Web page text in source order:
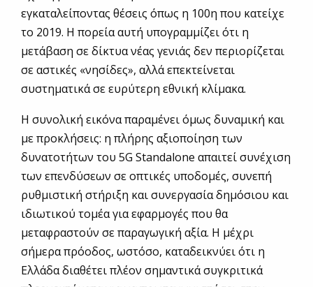
εγκαταλείποντας θέσεις όπως η 100η που κατείχε
το 2019. Η πορεία αυτή υπογραμμίζει ότι η
μετάβαση σε δίκτυα νέας γενιάς δεν περιορίζεται
σε αστικές «νησίδες», αλλά επεκτείνεται
συστηματικά σε ευρύτερη εθνική κλίμακα.
Η συνολική εικόνα παραμένει όμως δυναμική και
με προκλήσεις: η πλήρης αξιοποίηση των
δυνατοτήτων του 5G Standalone απαιτεί συνέχιση
των επενδύσεων σε οπτικές υποδομές, συνεπή
ρυθμιστική στήριξη και συνεργασία δημόσιου και
ιδιωτικού τομέα για εφαρμογές που θα
μεταφραστούν σε παραγωγική αξία. Η μέχρι
σήμερα πρόοδος, ωστόσο, καταδεικνύει ότι η
Ελλάδα διαθέτει πλέον σημαντικά συγκριτικά